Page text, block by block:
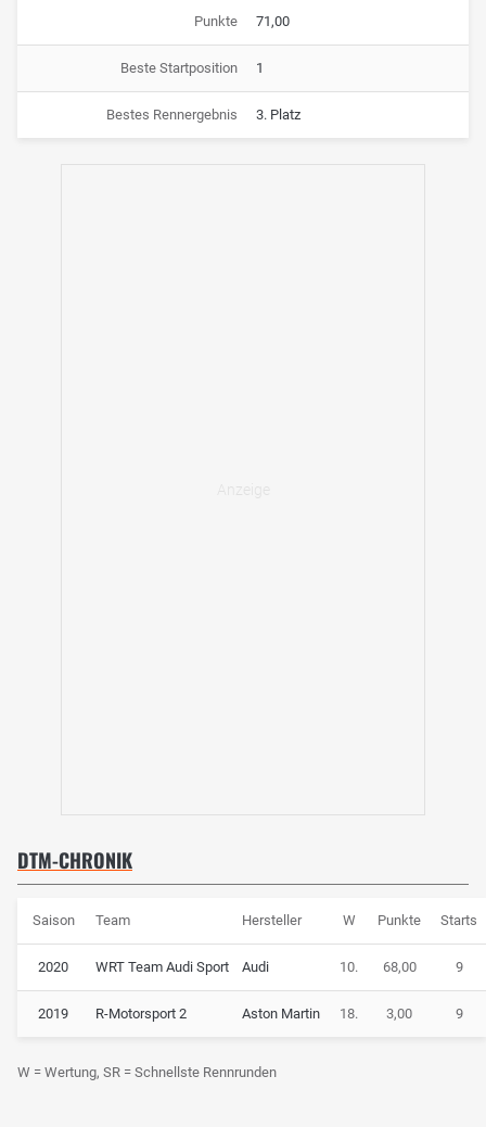
Punkte 71,00
Beste Startposition 1
Bestes Rennergebnis 3. Platz
DTM-CHRONIK
Saison Team Hersteller W Punkte Starts
2020 WRT Team Audi Sport Audi 10. 68,00 9
2019 R-Motorsport 2 Aston Martin 18. 3,00 9
W = Wertung, SR = Schnellste Rennrunden